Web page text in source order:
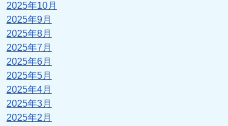
2025年10月
2025年9月
2025年8月
2025年7月
2025年6月
2025年5月
2025年4月
2025年3月
2025年2月